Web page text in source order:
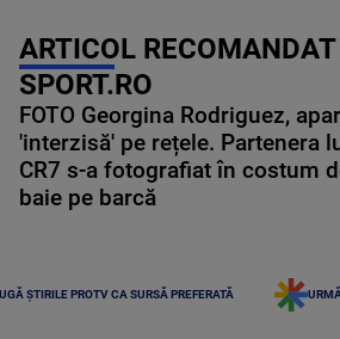
ARTICOL RECOMANDAT
SPORT.RO
FOTO Georgina Rodriguez,
'interzisă' pe rețele. Partenera
CR7 s-a fotografiat în costum
baie pe barcă
ȘTIRILE PROTV CA SURSĂ PREFERATĂ